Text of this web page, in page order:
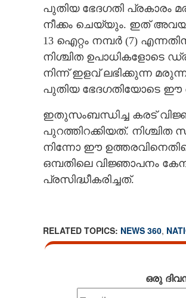
പുതിയ ഭേദഗതി
നീക്കം ചെയ്യും. ഇത്
13 ഐറ്റം നമ്പർ (7)
നിശ്ചിത ഉപാധികളോടെ
നിന്ന് ഇളവ് ലഭിക്കുന്ന
പുതിയ ഭേദഗതിയോടെ ഈ
ഇതുസംബന്ധിച്ച കരട്
പുറത്തിറക്കിയത്. നിശ്ചിത
നിന്നോ ഈ
ഒമ്പതിലെ വിജ്ഞാപനം
പ്രസിദ്ധീകരിച്ചത്.
RELATED TOPICS: NEWS 360,
ഒരു